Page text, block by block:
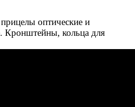
оптические и
Кронштейны, кольца для